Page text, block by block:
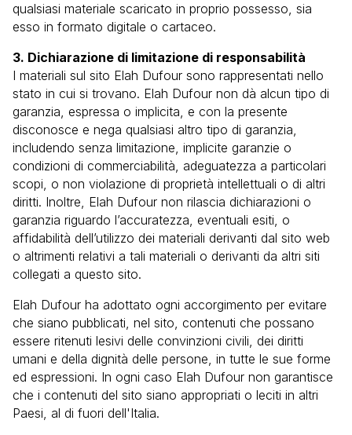
qualsiasi materiale scaricato in proprio possesso, sia
esso in formato digitale o cartaceo.
3. Dichiarazione di limitazione di responsabilità
I materiali sul sito Elah Dufour sono rappresentati nello
stato in cui si trovano. Elah Dufour non dà alcun tipo di
garanzia, espressa o implicita, e con la presente
disconosce e nega qualsiasi altro tipo di garanzia,
includendo senza limitazione, implicite garanzie o
condizioni di commerciabilità, adeguatezza a particolari
scopi, o non violazione di proprietà intellettuali o di altri
diritti. Inoltre, Elah Dufour non rilascia dichiarazioni o
garanzia riguardo l’accuratezza, eventuali esiti, o
affidabilità dell’utilizzo dei materiali derivanti dal sito web
o altrimenti relativi a tali materiali o derivanti da altri siti
collegati a questo sito.
Elah Dufour ha adottato ogni accorgimento per evitare
che siano pubblicati, nel sito, contenuti che possano
essere ritenuti lesivi delle convinzioni civili, dei diritti
umani e della dignità delle persone, in tutte le sue forme
ed espressioni. In ogni caso Elah Dufour non garantisce
che i contenuti del sito siano appropriati o leciti in altri
Paesi, al di fuori dell'Italia.